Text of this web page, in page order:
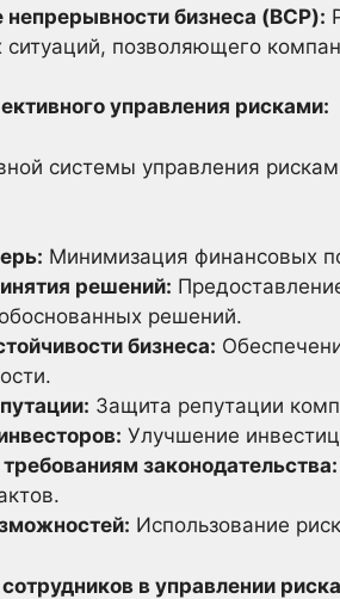
бизнеса (BCP):
позволяющего
управления рисками:
системы управления
Минимизация финансовых
решений:
решений.
бизнеса:
Защита репутации
Улучшение
законодательства:
Использование
в управлении